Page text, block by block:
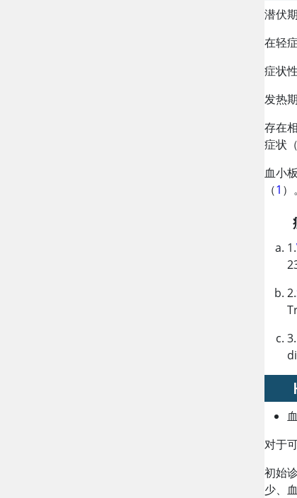
潜伏
在轻
症状
发热
存在
症状
血小
（1
1.
2.
3.
对于
初始
少、